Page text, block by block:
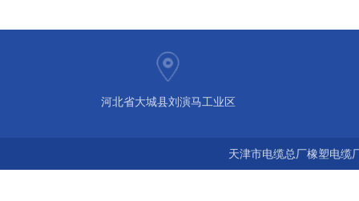
河北省大城县刘演马工业区
天津市电缆总厂橡塑电